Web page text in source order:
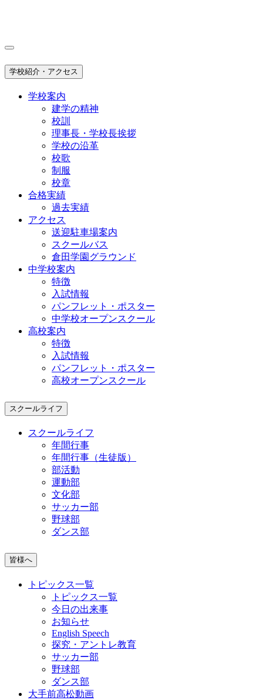
学校紹介・アクセス
学校案内
建学の精神
校訓
理事長・学校長挨拶
学校の沿革
校歌
制服
校章
合格実績
過去実績
アクセス
送迎駐車場案内
スクールバス
倉田学園グラウンド
中学校案内
特徴
入試情報
パンフレット・ポスター
中学校オープンスクール
高校案内
特徴
入試情報
パンフレット・ポスター
高校オープンスクール
スクールライフ
スクールライフ
年間行事
年間行事（生徒版）
部活動
運動部
文化部
サッカー部
野球部
ダンス部
皆様へ
トピックス一覧
トピックス一覧
今日の出来事
お知らせ
English Speech
探究・アントレ教育
サッカー部
野球部
ダンス部
大手前高松動画